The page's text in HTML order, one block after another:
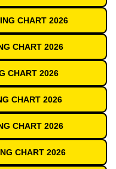
CHART 2026
CHART 2026
CHART 2026
CHART 2026
CHART 2026
CHART 2026